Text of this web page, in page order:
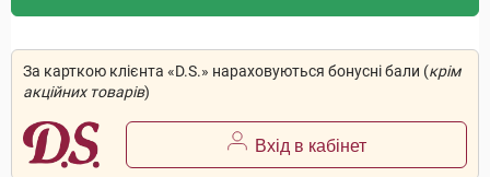
За карткою клієнта «D.S.» нараховуються бонусні бали (крім
акційних товарів)
Вхід в кабінет